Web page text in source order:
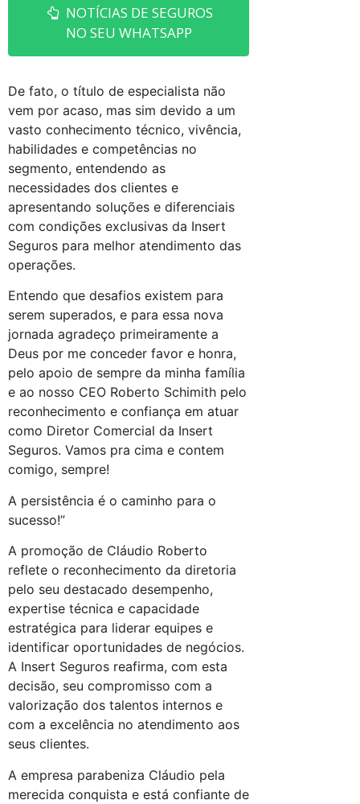
NOTÍCIAS DE SEGUROS
NO SEU WHATSAPP
De fato, o título de especialista não
vem por acaso, mas sim devido a um
vasto conhecimento técnico, vivência,
habilidades e competências no
segmento, entendendo as
necessidades dos clientes e
apresentando soluções e diferenciais
com condições exclusivas da Insert
Seguros para melhor atendimento das
operações.
Entendo que desafios existem para
serem superados, e para essa nova
jornada agradeço primeiramente a
Deus por me conceder favor e honra,
pelo apoio de sempre da minha família
e ao nosso CEO Roberto Schimith pelo
reconhecimento e confiança em atuar
como Diretor Comercial da Insert
Seguros. Vamos pra cima e contem
comigo, sempre!
A persistência é o caminho para o
sucesso!”
A promoção de Cláudio Roberto
reflete o reconhecimento da diretoria
pelo seu destacado desempenho,
expertise técnica e capacidade
estratégica para liderar equipes e
identificar oportunidades de negócios.
A Insert Seguros reafirma, com esta
decisão, seu compromisso com a
valorização dos talentos internos e
com a excelência no atendimento aos
seus clientes.
A empresa parabeniza Cláudio pela
merecida conquista e está confiante de